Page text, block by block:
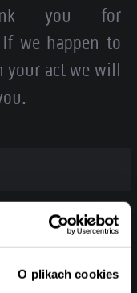
O plikach cookies
you for
we happen to
your act we will